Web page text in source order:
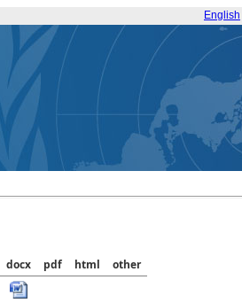
English
docx pdf html
other